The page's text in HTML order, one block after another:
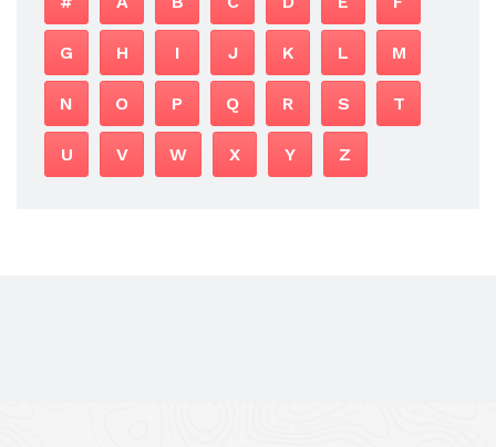
G H I J K L M
N O P Q R S T
U V W X Y Z